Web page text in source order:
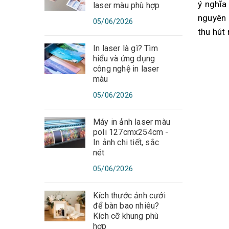
laser màu phù hợp
05/06/2026
In laser là gì? Tìm
hiểu và ứng dụng
công nghệ in laser
màu
05/06/2026
Máy in ảnh laser màu
poli 127cmx254cm -
In ảnh chi tiết, sắc
nét
05/06/2026
Kích thước ảnh cưới
để bàn bao nhiêu?
Kích cỡ khung phù
hợp
ý
thu hút